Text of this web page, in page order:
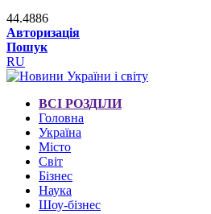
44.4886
Авторизація
Пошук
RU
ВСІ РОЗДІЛИ
Головна
Україна
Місто
Світ
Бізнес
Наука
Шоу-бізнес